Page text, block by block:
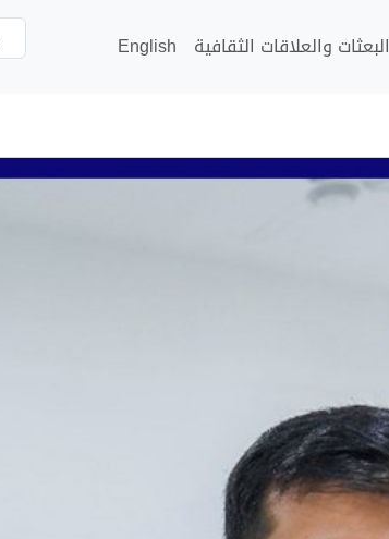
البعثات والعلاقات الثقافية English